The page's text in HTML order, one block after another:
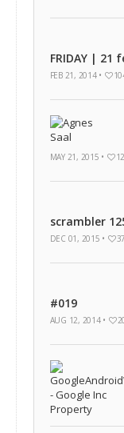
FRIDAY | 21
FEB 21, 2014 •
MAY 21, 2015 •
scrambler
DEC 01, 2015 •
#019
AUG 12, 2014 •